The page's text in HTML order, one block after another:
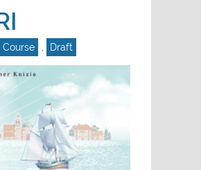
Course Draft